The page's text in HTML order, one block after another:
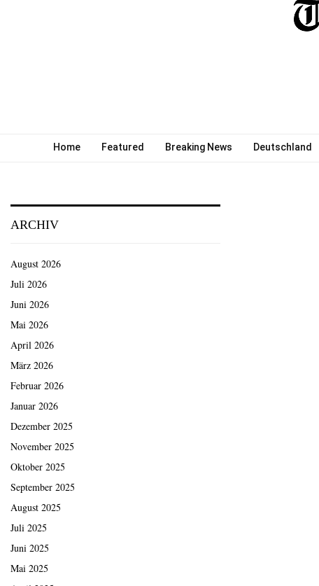
Home Featured Breaking News Deutschland
ARCHIV
August 2026
Juli 2026
Juni 2026
Mai 2026
April 2026
März 2026
Februar 2026
Januar 2026
Dezember 2025
November 2025
Oktober 2025
September 2025
August 2025
Juli 2025
Juni 2025
Mai 2025